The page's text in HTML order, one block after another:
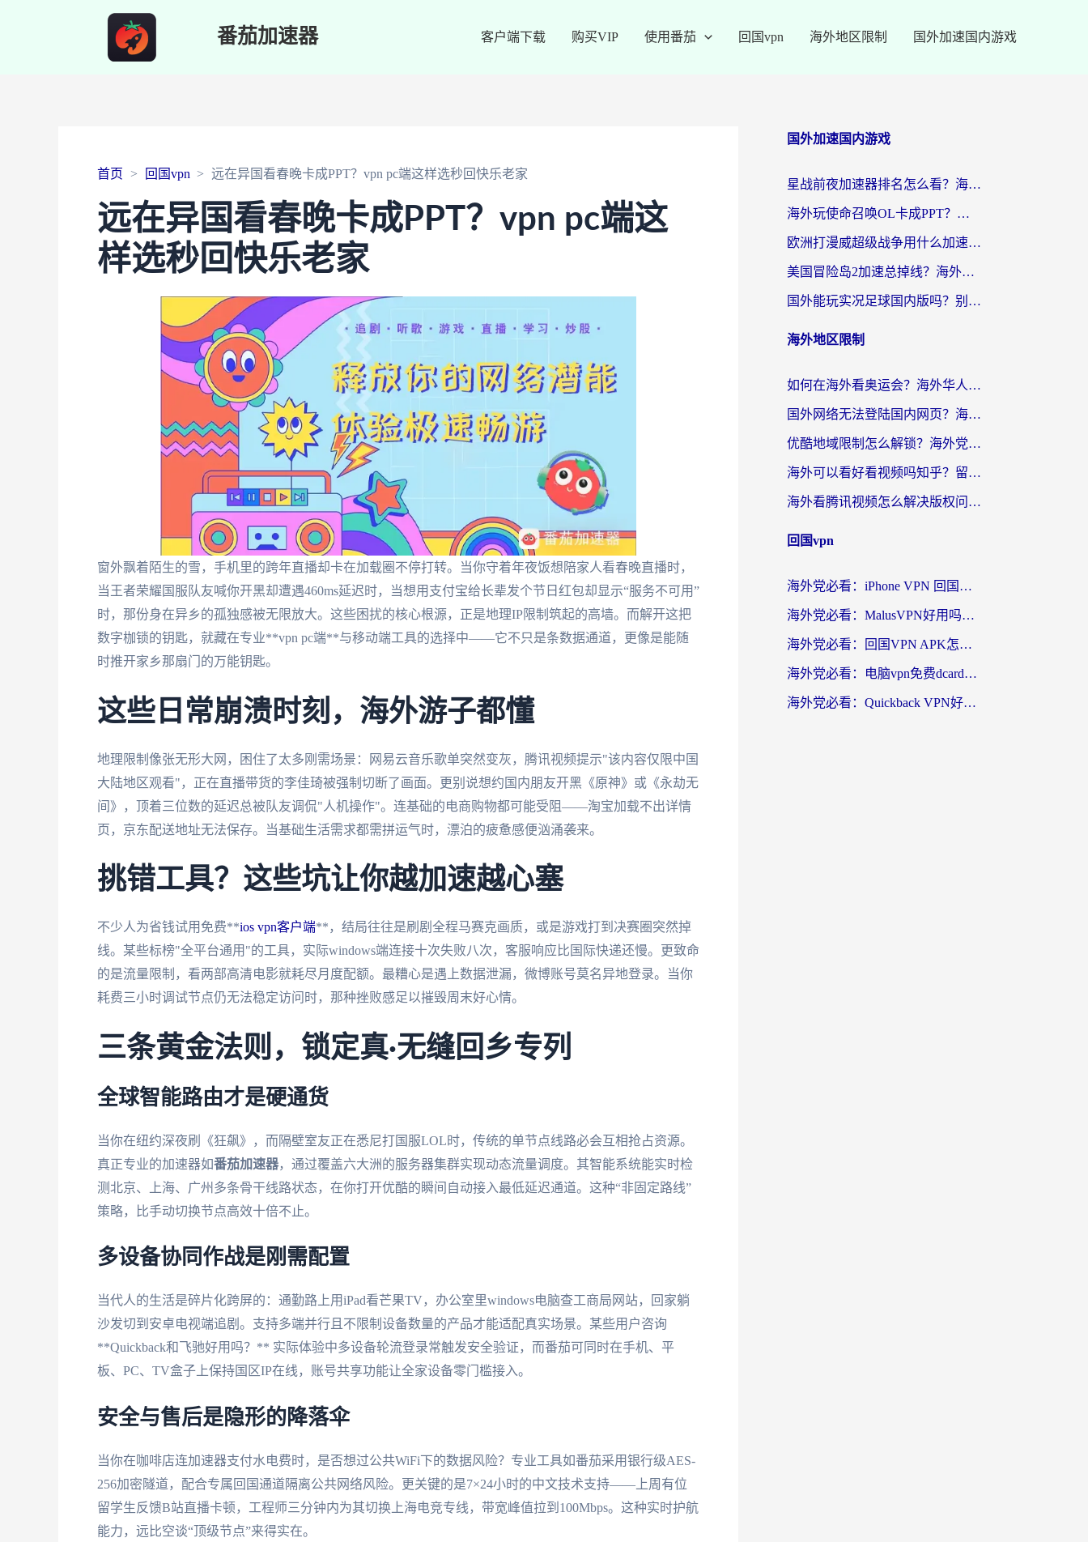
番茄加速器 客户端下载 购买VIP 使用番茄 回国vpn 海外地区限制 国外加速国内游戏
首页 回国vpn 远在异国看春晚卡成PPT？vpn pc端这样选秒回快乐老家
远在异国看春晚卡成PPT？vpn pc端这
样选秒回快乐老家
窗外飘着陌生的雪，手机里的跨年直播却卡在加载圈不停打转。当你守着年夜饭想陪家人看春晚直播时，
当王者荣耀国服队友喊你开黑却遭遇460ms延迟时，当想用支付宝给长辈发个节日红包却显示“服务不可用”
时，那份身在异乡的孤独感被无限放大。这些困扰的核心根源，正是地理IP限制筑起的高墙。而解开这把
数字枷锁的钥匙，就藏在专业**vpn pc端**与移动端工具的选择中——它不只是条数据通道，更像是能随
时推开家乡那扇门的万能钥匙。
这些日常崩溃时刻，海外游子都懂
地理限制像张无形大网，困住了太多刚需场景：网易云音乐歌单突然变灰，腾讯视频提示"该内容仅限中国
大陆地区观看"，正在直播带货的李佳琦被强制切断了画面。更别说想约国内朋友开黑《原神》或《永劫无
间》，顶着三位数的延迟总被队友调侃"人机操作"。连基础的电商购物都可能受阻——淘宝加载不出详情
页，京东配送地址无法保存。当基础生活需求都需拼运气时，漂泊的疲惫感便汹涌袭来。
挑错工具？这些坑让你越加速越心塞
不少人为省钱试用免费**ios vpn客户端**，结局往往是刷剧全程马赛克画质，或是游戏打到决赛圈突然掉
线。某些标榜"全平台通用"的工具，实际windows端连接十次失败八次，客服响应比国际快递还慢。更致命
的是流量限制，看两部高清电影就耗尽月度配额。最糟心是遇上数据泄漏，微博账号莫名异地登录。当你
耗费三小时调试节点仍无法稳定访问时，那种挫败感足以摧毁周末好心情。
三条黄金法则，锁定真·无缝回乡专列
全球智能路由才是硬通货
当你在纽约深夜刷《狂飙》，而隔壁室友正在悉尼打国服LOL时，传统的单节点线路必会互相抢占资源。
真正专业的加速器如番茄加速器，通过覆盖六大洲的服务器集群实现动态流量调度。其智能系统能实时检
测北京、上海、广州多条骨干线路状态，在你打开优酷的瞬间自动接入最低延迟通道。这种“非固定路线”
策略，比手动切换节点高效十倍不止。
多设备协同作战是刚需配置
当代人的生活是碎片化跨屏的：通勤路上用iPad看芒果TV，办公室里windows电脑查工商局网站，回家躺
沙发切到安卓电视端追剧。支持多端并行且不限制设备数量的产品才能适配真实场景。某些用户咨询
**Quickback和飞驰好用吗？** 实际体验中多设备轮流登录常触发安全验证，而番茄可同时在手机、平
板、PC、TV盒子上保持国区IP在线，账号共享功能让全家设备零门槛接入。
安全与售后是隐形的降落伞
当你在咖啡店连加速器支付水电费时，是否想过公共WiFi下的数据风险？专业工具如番茄采用银行级AES-
256加密隧道，配合专属回国通道隔离公共网络风险。更关键的是7×24小时的中文技术支持——上周有位
留学生反馈B站直播卡顿，工程师三分钟内为其切换上海电竞专线，带宽峰值拉到100Mbps。这种实时护航
能力，远比空谈“顶级节点”来得实在。
国外加速国内游戏
星战前夜加速器排名怎么看？海外玩家国服游戏畅玩终极指南（附欧洲玩跑跑我的起源解决方案）
海外玩使命召唤OL卡成PPT？苹果用户必看：使命召唤OL国外加速器下载苹果版指南
欧洲打漫威超级战争用什么加速器？3个海外游戏卡顿问题一次解决（附实测推荐）
美国冒险岛2加速总掉线？海外玩家必看的国服游戏加速器选择指南
国外能玩实况足球国内版吗？别再卡成PPT！海外党国服游戏加速全攻略
海外地区限制
如何在海外看奥运会？海外华人必看的体育赛事直播终极指南
国外网络无法登陆国内网页？海外党必看：选对回国加速器实现无缝访问
优酷地域限制怎么解锁？海外党亲测有效的追剧自由指南
海外可以看好看视频吗知乎？留学生亲测有效的回国追剧解决方案
海外看腾讯视频怎么解决版权问题呢？3步让你轻松解锁国内影视自由
回国vpn
海外党必看：iPhone VPN 回国怎么选？一篇搞定无缝访问国内资源
海外党必看：MalusVPN好用吗？和畅游VPN对比哪个回国效果更好？附穿梭飞鱼神龟真实体验
海外党必看：回国VPN APK怎么选？3步教你无缝刷国内剧玩国服
海外党必看：电脑vpn免费dcard真的靠谱吗？教你选对回国加速器无缝访问国内资源
海外党必看：Quickback VPN好用吗？和小黑牛VPN对比哪个回国效果更好？附真实体验+避坑指南